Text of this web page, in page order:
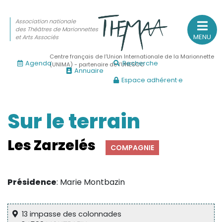
Sur le feu
(Actualités, annonces, vie professionnelle)
(Agenda, spectacles, événements des adhérents)
Sur le fond
(Fonctionnement, gouvernance, groupes de travail,
MENU
Association nationale
des Théâtres de Marionnettes
et Arts Associés
Centre français de l’Union Internationale de la Marionnette
(UNIMA) - partenaire de l’UNESCO
Agenda
Annuaire
Recherche
Espace adhérent·e
Sur le terrain
Les Zarzelés COMPAGNIE
Présidence: Marie Montbazin
13 impasse des colonnades